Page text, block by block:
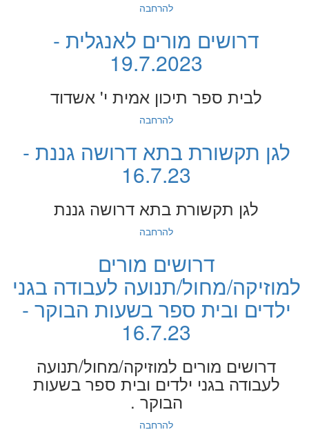
להרחבה
דרושים מורים לאנגלית -
19.7.2023
לבית ספר תיכון אמית י' אשדוד
להרחבה
לגן תקשורת בתא דרושה גננת -
16.7.23
לגן תקשורת בתא דרושה גננת
להרחבה
דרושים מורים
למוזיקה/מחול/תנועה לעבודה בגני
ילדים ובית ספר בשעות הבוקר -
16.7.23
דרושים מורים למוזיקה/מחול/תנועה
לעבודה בגני ילדים ובית ספר בשעות
הבוקר .
להרחבה